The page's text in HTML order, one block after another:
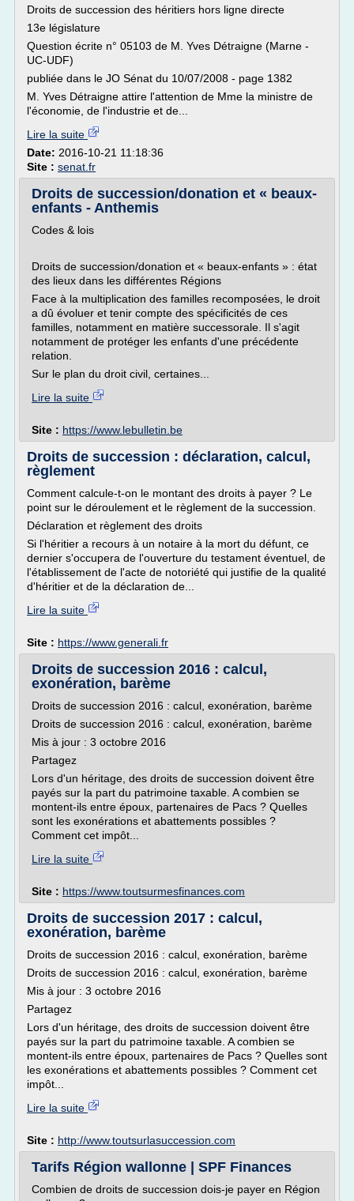
Droits de succession des héritiers hors ligne directe
13e législature
Question écrite n° 05103 de M. Yves Détraigne (Marne -
UC-UDF)
publiée dans le JO Sénat du 10/07/2008 - page 1382
M. Yves Détraigne attire l'attention de Mme la ministre de
l'économie, de l'industrie et de...
Lire la suite
Date: 2016-10-21 11:18:36
Site : senat.fr
Droits de succession/donation et « beaux-
enfants - Anthemis
Codes & lois
Droits de succession/donation et « beaux-enfants » : état
des lieux dans les différentes Régions
Face à la multiplication des familles recomposées, le droit
a dû évoluer et tenir compte des spécificités de ces
familles, notamment en matière successorale. Il s'agit
notamment de protéger les enfants d'une précédente
relation.
Sur le plan du droit civil, certaines...
Lire la suite
Site : https://www.lebulletin.be
Droits de succession : déclaration, calcul,
règlement
Comment calcule-t-on le montant des droits à payer ? Le
point sur le déroulement et le règlement de la succession.
Déclaration et règlement des droits
Si l'héritier a recours à un notaire à la mort du défunt, ce
dernier s'occupera de l'ouverture du testament éventuel, de
l'établissement de l'acte de notoriété qui justifie de la qualité
d'héritier et de la déclaration de...
Lire la suite
Site : https://www.generali.fr
Droits de succession 2016 : calcul,
exonération, barème
Droits de succession 2016 : calcul, exonération, barème
Droits de succession 2016 : calcul, exonération, barème
Mis à jour : 3 octobre 2016
Partagez
Lors d'un héritage, des droits de succession doivent être
payés sur la part du patrimoine taxable. A combien se
montent-ils entre époux, partenaires de Pacs ? Quelles
sont les exonérations et abattements possibles ?
Comment cet impôt...
Lire la suite
Site : https://www.toutsurmesfinances.com
Droits de succession 2017 : calcul,
exonération, barème
Droits de succession 2016 : calcul, exonération, barème
Droits de succession 2016 : calcul, exonération, barème
Mis à jour : 3 octobre 2016
Partagez
Lors d'un héritage, des droits de succession doivent être
payés sur la part du patrimoine taxable. A combien se
montent-ils entre époux, partenaires de Pacs ? Quelles sont
les exonérations et abattements possibles ? Comment cet
impôt...
Lire la suite
Site : http://www.toutsurlasuccession.com
Tarifs Région wallonne | SPF Finances
Combien de droits de succession dois-je payer en Région